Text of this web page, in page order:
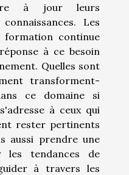
à jour leurs
Les
formation continue
à ce besoin
Quelles sont
transforment-
ce domaine si
à ceux qui
rester pertinents
aussi prendre une
les tendances de
à travers les